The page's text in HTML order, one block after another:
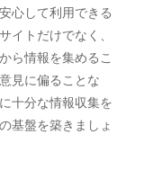
心して利用できる
イトだけでなく、
ら情報を集めるこ
見に偏ることな
十分な情報収集を
基盤を築きましょ